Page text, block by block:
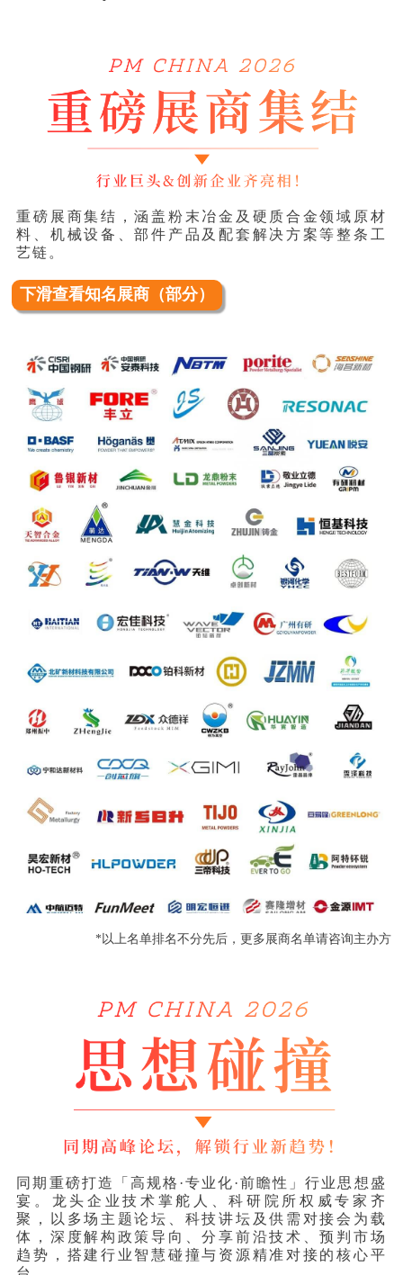
重磅展商集结，涵盖粉末冶金及硬质合金领域原材
料、机械设备、部件产品及配套解决方案等整条工
艺链。
下滑查看知名展商（部分）
*以上名单排名不分先后，更多展商名单请咨询主办方
同期重磅打造「高规格·专业化·前瞻性」行业思想盛
宴。龙头企业技术掌舵人、科研院所权威专家齐
聚，以多场主题论坛、科技讲坛及供需对接会为载
体，深度解构政策导向、分享前沿技术、预判市场
趋势，搭建行业智慧碰撞与资源精准对接的核心平